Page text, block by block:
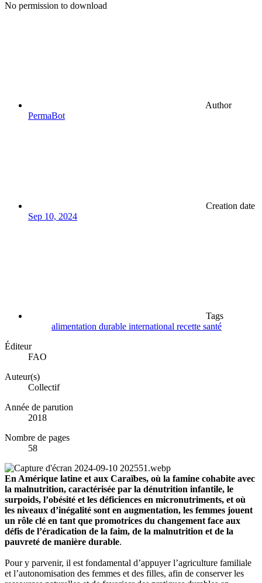
No permission to download
Author
PermaBot
Creation date
Sep 10, 2024
Tags
alimentation durable international recette santé
Éditeur
FAO
Auteur(s)
Collectif
Année de parution
2018
Nombre de pages
58
En Amérique latine et aux Caraïbes, où la famine cohabite avec
la malnutrition, caractérisée par la dénutrition infantile, le
surpoids, l’obésité et les déficiences en micronutriments, et où
les niveaux d’inégalité sont en augmentation, les femmes jouent
un rôle clé en tant que promotrices du changement face aux
défis de l’éradication de la faim, de la malnutrition et de la
pauvreté de manière durable.
Pour y parvenir, il est fondamental d’appuyer l’agriculture familiale
et l’autonomisation des femmes et des filles, afin de conserver les